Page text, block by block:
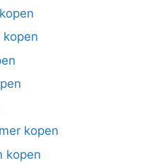
kopen
kopen